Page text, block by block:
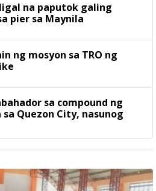
na paputok galing
pier sa Maynila
ng mosyon sa TRO ng
sa compound ng
Quezon City, nasunog